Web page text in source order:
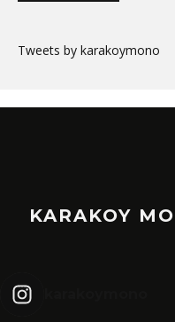
Tweets by karakoymono
KARAKOY